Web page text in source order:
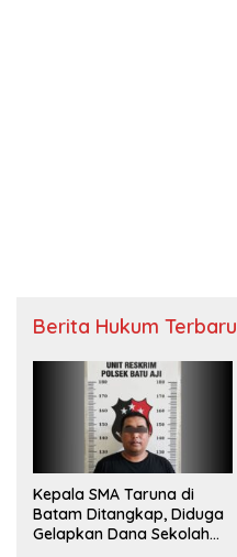
Berita Hukum Terbaru
Kepala SMA Taruna di
Batam Ditangkap, Diduga
Gelapkan Dana Sekolah